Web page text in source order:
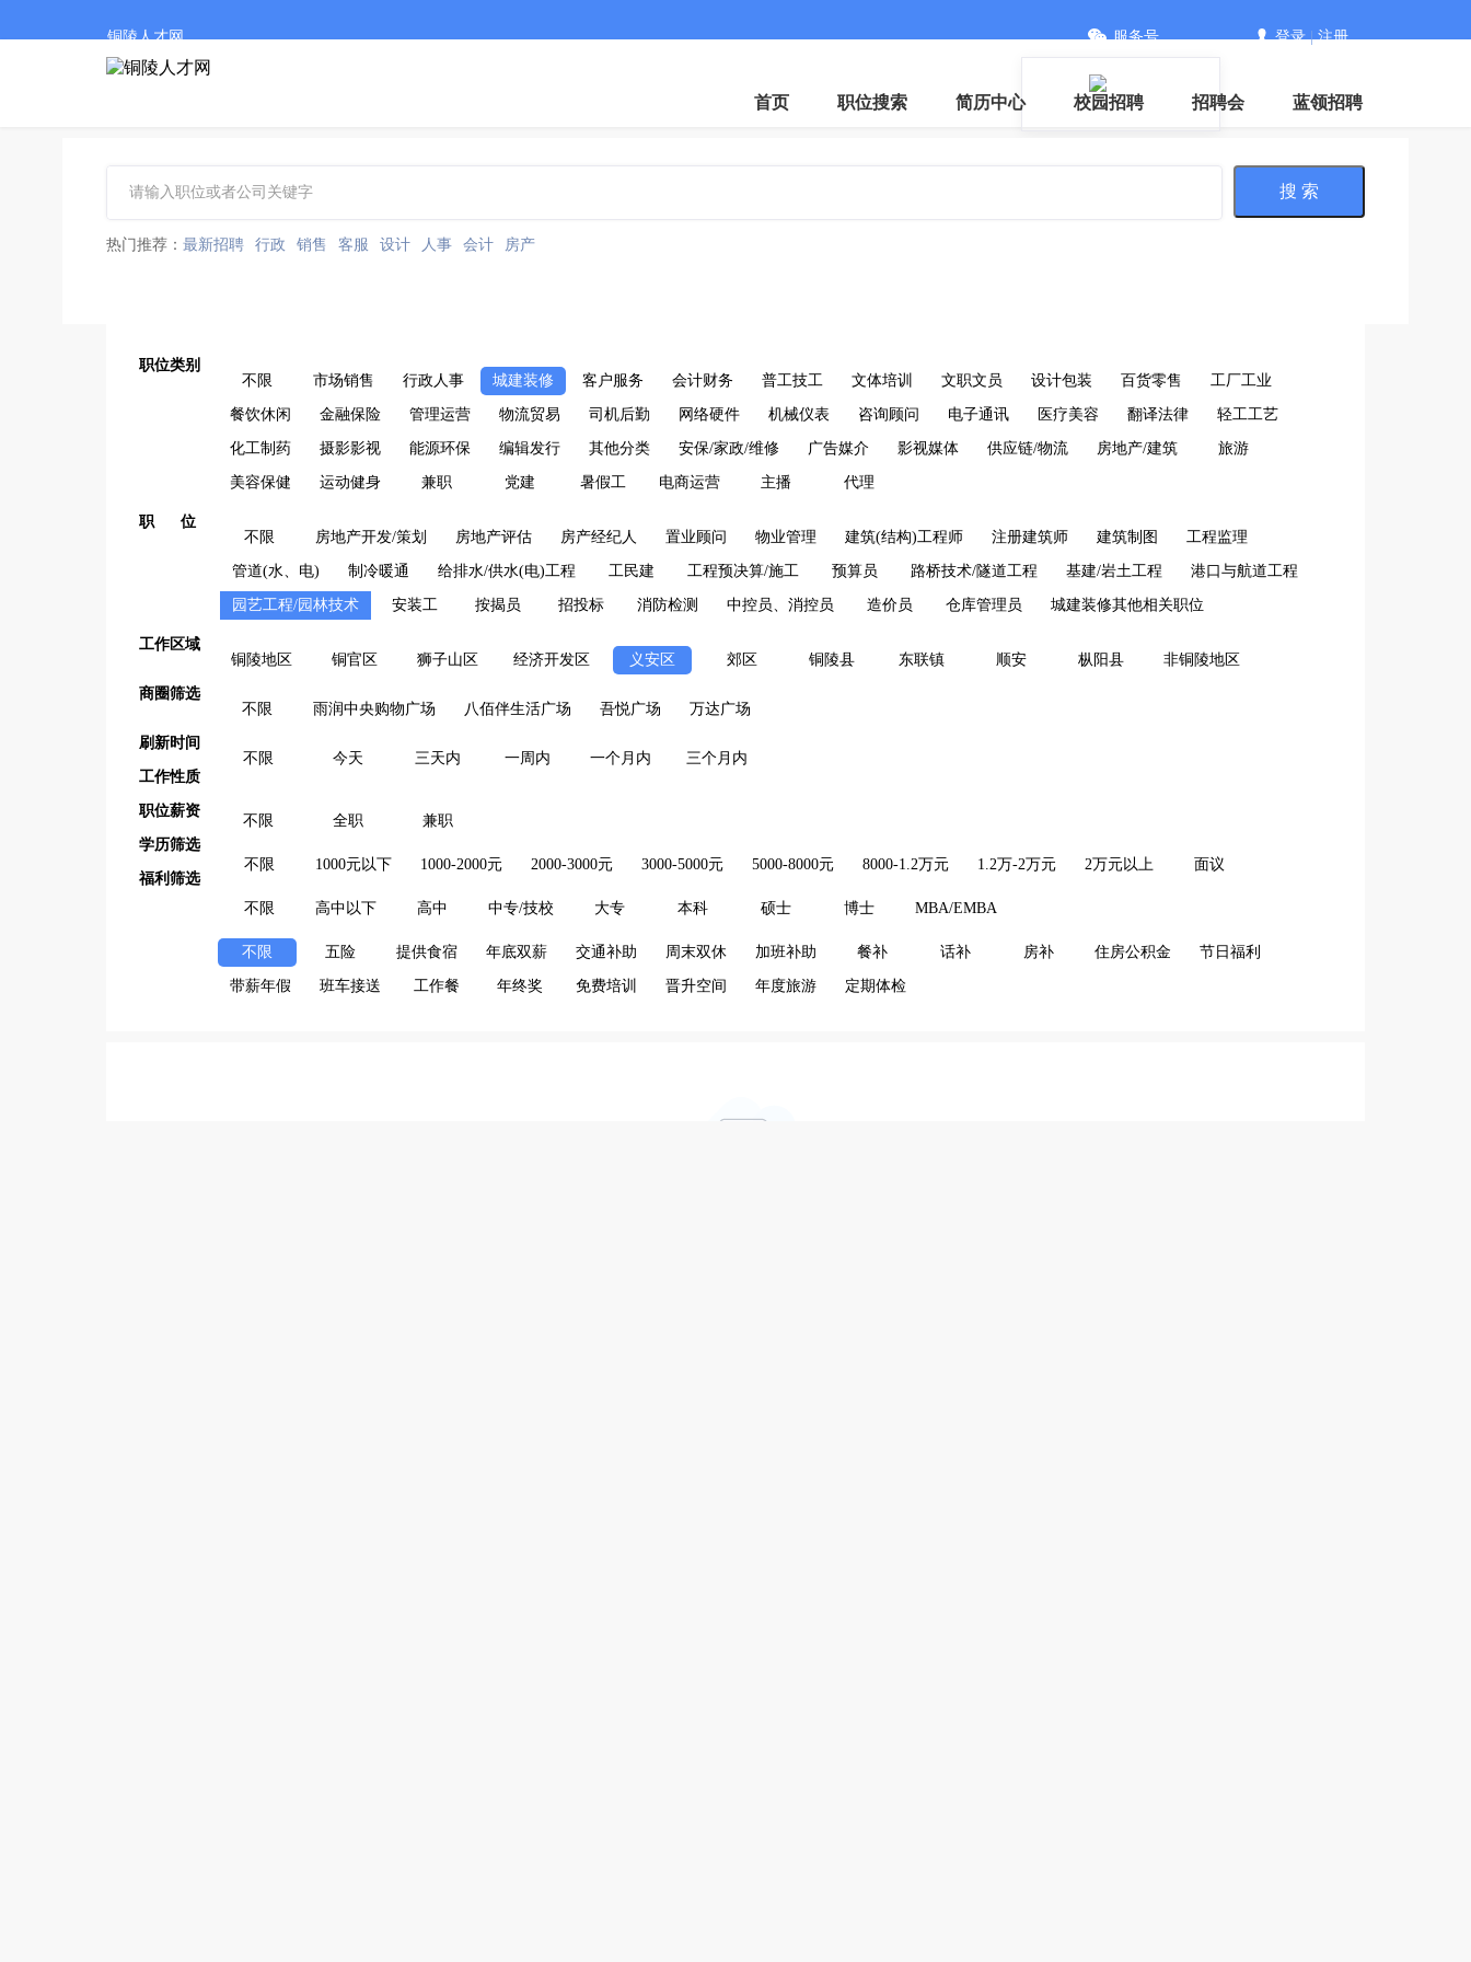
铜陵人才网
客服微信
服务号 登录|注册
首页 职位搜索 简历中心 校园招聘 招聘会 蓝领招聘
搜 索
热门推荐： 最新招聘 行政 销售 客服 设计 人事 会计 房产
职位类别
不限
市场销售 行政人事 城建装修 客户服务 会计财务 普工技工 文体培训 文职文员 设计包装 百货零售 工厂工业
餐饮休闲 金融保险 管理运营 物流贸易 司机后勤 网络硬件 机械仪表 咨询顾问 电子通讯 医疗美容 翻译法律 轻工工艺
化工制药 摄影影视 能源环保 编辑发行 其他分类 安保/家政/维修 广告媒介 影视媒体 供应链/物流 房地产/建筑 旅游
美容保健 运动健身 兼职 党建 暑假工 电商运营 主播 代理
职 位
不限
房地产开发/策划 房地产评估 房产经纪人 置业顾问 物业管理 建筑(结构)工程师 注册建筑师 建筑制图 工程监理
管道(水、电) 制冷暖通 给排水/供水(电)工程 工民建 工程预决算/施工 预算员 路桥技术/隧道工程 基建/岩土工程 港口与航道工程
园艺工程/园林技术 安装工 按揭员 招投标 消防检测 中控员、消控员 造价员 仓库管理员 城建装修其他相关职位
工作区域
铜陵地区
铜官区 狮子山区 经济开发区 义安区 郊区 铜陵县 东联镇 顺安 枞阳县 非铜陵地区
商圈筛选
不限
雨润中央购物广场 八佰伴生活广场 吾悦广场 万达广场
刷新时间
不限
今天 三天内 一周内 一个月内
三个月内
工作性质
不限 全职 兼职
职位薪资
不限 1000元以下 1000-2000元 2000-3000元 3000-5000元 5000-8000元 8000-1.2万元 1.2万-2万元 2万元以上 面议
学历筛选
不限 高中以下 高中 中专/技校 大专 本科 硕士 博士 MBA/EMBA
福利筛选
不限 五险 提供食宿 年底双薪 交通补助 周末双休 加班补助 餐补 话补 房补 住房公积金 节日福利
带薪年假 班车接送 工作餐 年终奖 免费培训 晋升空间 年度旅游 定期体检